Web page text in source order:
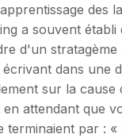
des
a souvent
d'un
dans une
sur la
attendant que
terminaient par :